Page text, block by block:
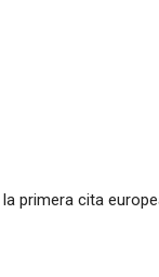
primera cita